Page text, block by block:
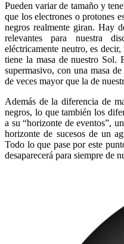
Pueden variar de tamaño y
que los electrones o protones
negros realmente giran. Hay
relevantes para nuestra
eléctricamente neutro, es
tiene la masa de nuestro Sol.
supermasivo, con una masa
de veces mayor que la de
Además de la diferencia de
negros, lo que también los
a su “horizonte de eventos”,
horizonte de sucesos de un
Todo lo que pase por este
desaparecerá para siempre de